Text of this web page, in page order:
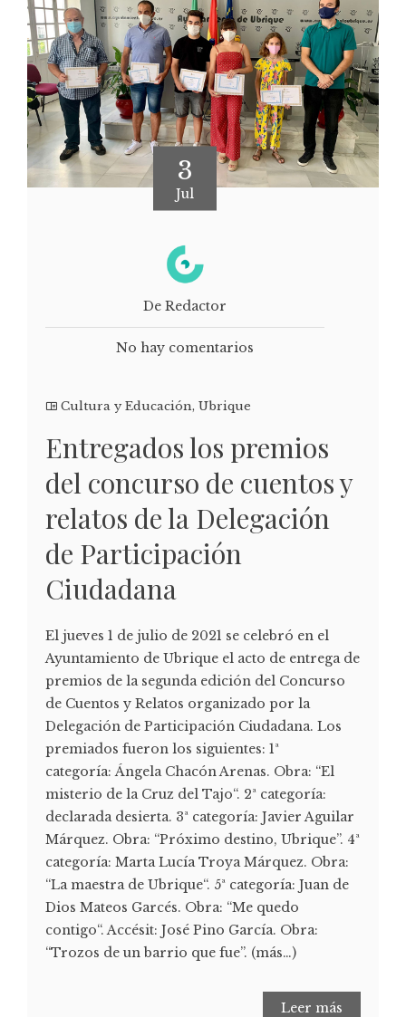
3
Jul
De Redactor
No hay comentarios
Cultura y Educación, Ubrique
Entregados los premios
del concurso de cuentos y
relatos de la Delegación
de Participación
Ciudadana
El jueves 1 de julio de 2021 se celebró en el
Ayuntamiento de Ubrique el acto de entrega de
premios de la segunda edición del Concurso
de Cuentos y Relatos organizado por la
Delegación de Participación Ciudadana. Los
premiados fueron los siguientes: 1ª
categoría: Ángela Chacón Arenas. Obra: “El
misterio de la Cruz del Tajo“. 2ª categoría:
declarada desierta. 3ª categoría: Javier Aguilar
Márquez. Obra: “Próximo destino, Ubrique”. 4ª
categoría: Marta Lucía Troya Márquez. Obra:
“La maestra de Ubrique“. 5ª categoría: Juan de
Dios Mateos Garcés. Obra: “Me quedo
contigo“. Accésit: José Pino García. Obra:
“Trozos de un barrio que fue”. (más…)
Leer más